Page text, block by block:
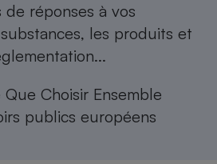
de réponses à vos
les produits et
Choisir Ensemble
publics européens